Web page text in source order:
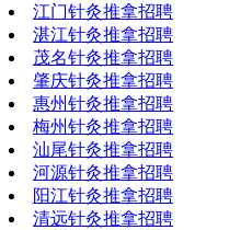
江门针灸推拿招聘
湛江针灸推拿招聘
茂名针灸推拿招聘
肇庆针灸推拿招聘
惠州针灸推拿招聘
梅州针灸推拿招聘
汕尾针灸推拿招聘
河源针灸推拿招聘
阳江针灸推拿招聘
清远针灸推拿招聘